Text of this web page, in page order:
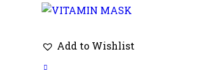
Add to Wishlist